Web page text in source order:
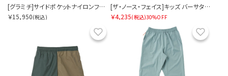
[グラミチ]サイドポケットナイロンフレアパンツ SORA別注
￥15,950(税込)
[ザ・ノース・フェイス]キッズ バーサタイルショート
￥4,235(税込)30%OFF
お気に入り